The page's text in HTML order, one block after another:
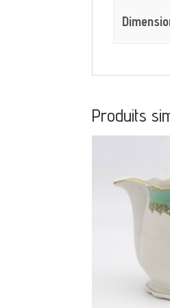
Produits